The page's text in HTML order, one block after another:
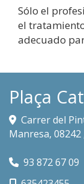
Sólo el
el
adecuado
Plaça
Carrer del
Manresa, 08242
93 872 67 09